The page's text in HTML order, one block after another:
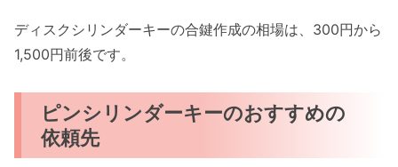
ディスクシリンダーキーの合鍵作成の相場は、300円から
1,500円前後です。
ピンシリンダーキーのおすすめの
依頼先